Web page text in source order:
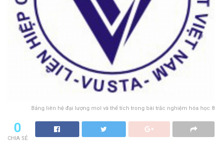
Bảng liên hệ đại lượng mol và thể tích trong bài trắc nghiệm hóa học 8
0
CHIA SẺ